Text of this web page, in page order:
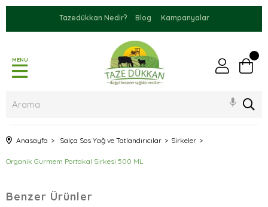
Tazedükkan Nedir? Blog Kampanyalar
MENU
Anasayfa Salça Sos Yağ ve Tatlandırıcılar Sirkeler
Organik Gurmem Portakal Sirkesi 500 ML
Benzer Ürünler